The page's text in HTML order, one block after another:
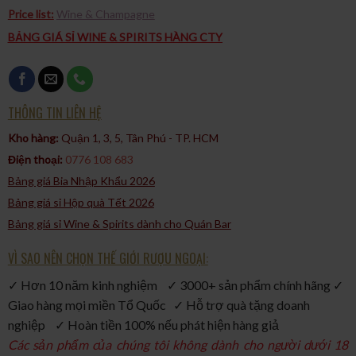
Price list: Wine & Champagne
BẢNG GIÁ SỈ WINE & SPIRITS HÀNG CTY
THÔNG TIN LIÊN HỆ
Kho hàng: Quận 1, 3, 5, Tân Phú - TP. HCM​
Điện thoại: 0776 108 683
Bảng giá Bia Nhập Khẩu 2026
Bảng giá sỉ Hộp quà Tết 2026
Bảng giá sỉ Wine & Spirits dành cho Quán Bar
VÌ SAO NÊN CHỌN THẾ GIỚI RƯỢU NGOẠI:
✓ Hơn 10 năm kinh nghiệm ✓ 3000+ sản phẩm chính hãng ✓
Giao hàng mọi miền Tổ Quốc ✓ Hỗ trợ quà tặng doanh
nghiệp ✓ Hoàn tiền 100% nếu phát hiện hàng giả
Các sản phẩm của chúng tôi không dành cho người dưới 18